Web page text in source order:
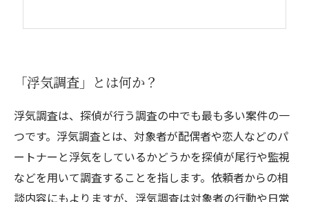
「浮気調査」とは何か？
浮気調査は、探偵が行う調査の中でも最も多い案件の一
つです。浮気調査とは、対象者が配偶者や恋人などのパ
ートナーと浮気をしているかどうかを探偵が尾行や監視
などを用いて調査することを指します。依頼者からの相
談内容にもよりますが、浮気調査は対象者の行動や日常